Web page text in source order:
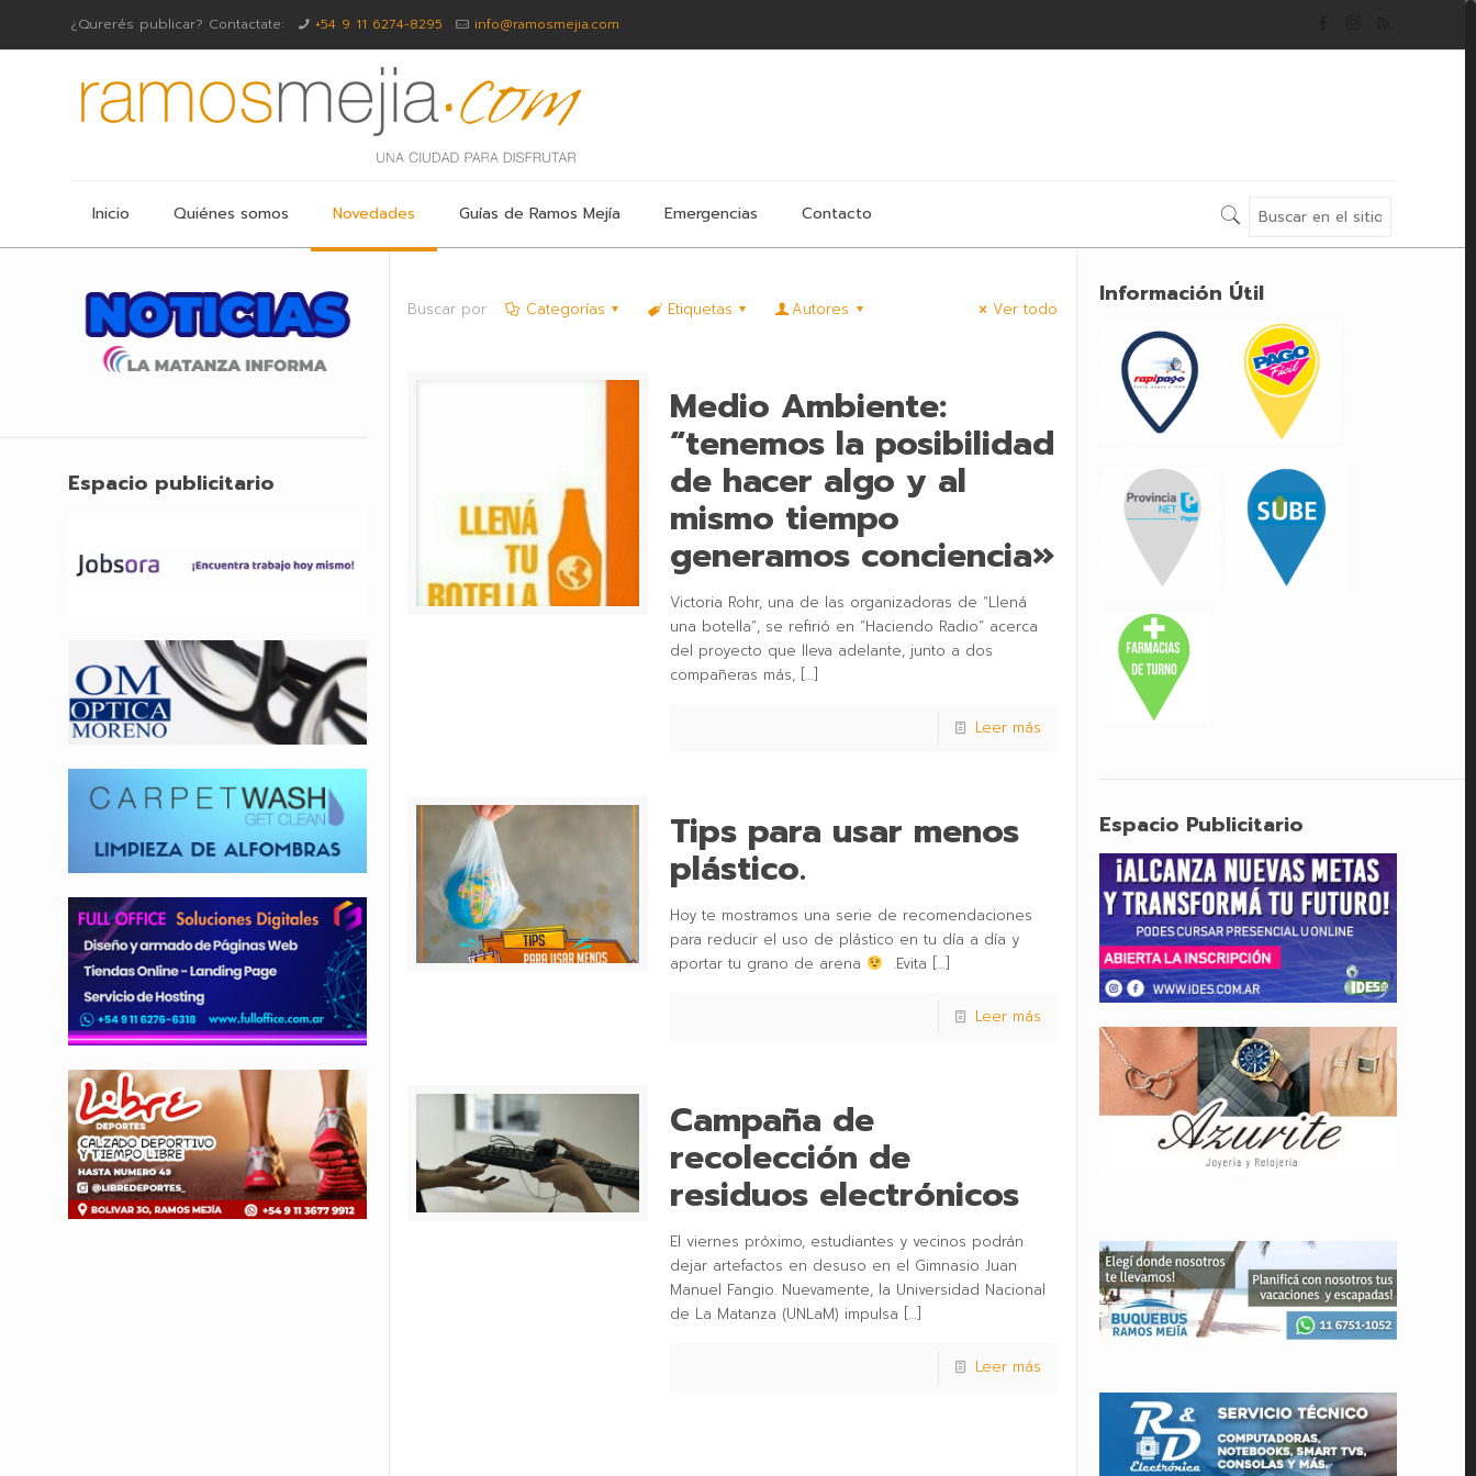
¿Qurerés publicar? Contactate: +54 9 11 6274-8295 info@ramosmejia.com
Inicio Quiénes somos Novedades Guías de Ramos Mejía Emergencias Contacto
Buscar por Categorías Etiquetas Autores Ver todo
Medio Ambiente:
“tenemos la posibilidad
de hacer algo y al
mismo tiempo
generamos conciencia»
Victoria Rohr, una de las organizadoras de “Llená
una botella”, se refirió en “Haciendo Radio” acerca
del proyecto que lleva adelante, junto a dos
compañeras más,[…]
Leer más
Tips para usar menos
plástico.
Hoy te mostramos una serie de recomendaciones
para reducir el uso de plástico en tu día a día y
aportar tu grano de arena
.Evita […]
Leer más
Campaña de
recolección de
residuos electrónicos
El viernes próximo, estudiantes y vecinos podrán
dejar artefactos en desuso en el Gimnasio Juan
Manuel Fangio. Nuevamente, la Universidad Nacional
de La Matanza (UNLaM) impulsa […]
Leer más
Espacio publicitario
Información Útil
Espacio Publicitario